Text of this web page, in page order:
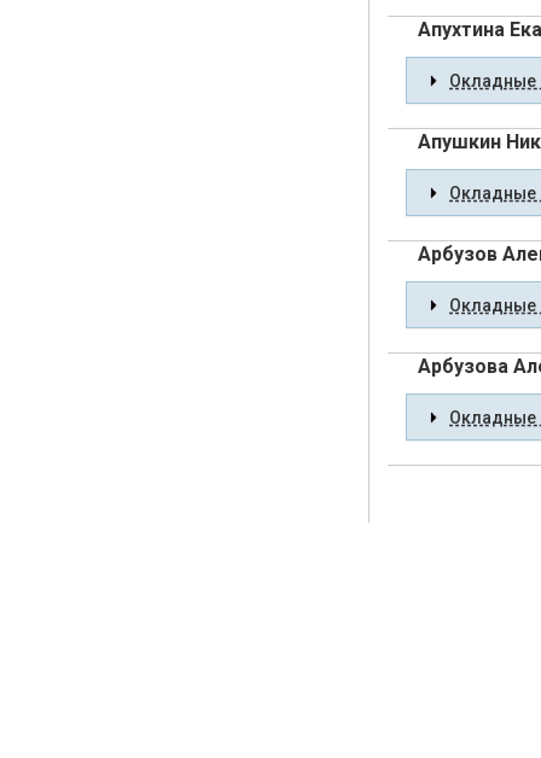
Апухтина
Окладные
Апушкин
Окладные
Арбузов
Окладные
Арбузова
Окладные